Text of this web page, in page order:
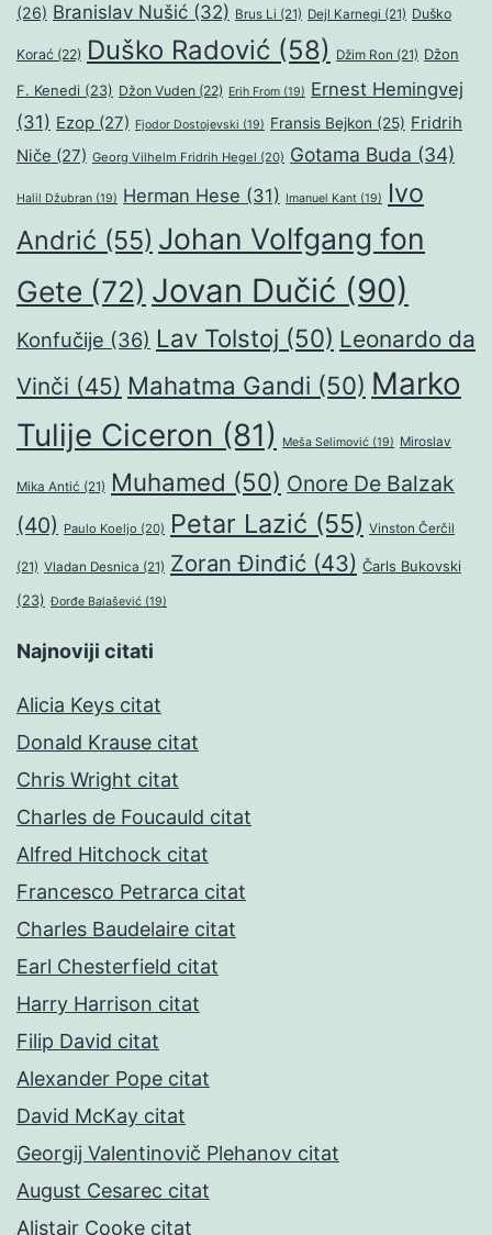
(26) Branislav Nušić (32) Brus Li (21) Dejl Karnegi (21) Duško
Korać (22) Duško Radović (58) Džim Ron (21) Džon
F. Kenedi (23) Džon Vuden (22) Erih From (19) Ernest Hemingvej
(31) Ezop (27) Fjodor Dostojevski (19) Fransis Bejkon (25) Fridrih
Niče (27) Georg Vilhelm Fridrih Hegel (20) Gotama Buda (34)
Halil Džubran (19) Herman Hese (31) Imanuel Kant (19)
Ivo
Andrić (55) Johan Volfgang fon
Gete (72) Jovan Dučić (90)
Konfučije (36) Lav Tolstoj (50) Leonardo da
Vinči (45) Mahatma Gandi (50) Marko
Tulije Ciceron (81) Meša Selimović (19) Miroslav
Mika Antić (21) Muhamed (50) Onore De Balzak
(40) Paulo Koeljo (20) Petar Lazić (55) Vinston Čerčil
(21) Vladan Desnica (21) Zoran Đinđić (43) Čarls Bukovski
(23) Đorđe Balašević (19)
Najnoviji citati
Alicia Keys citat
Donald Krause citat
Chris Wright citat
Charles de Foucauld citat
Alfred Hitchock citat
Francesco Petrarca citat
Charles Baudelaire citat
Earl Chesterfield citat
Harry Harrison citat
Filip David citat
Alexander Pope citat
David McKay citat
Georgij Valentinovič Plehanov citat
August Cesarec citat
Alistair Cooke citat